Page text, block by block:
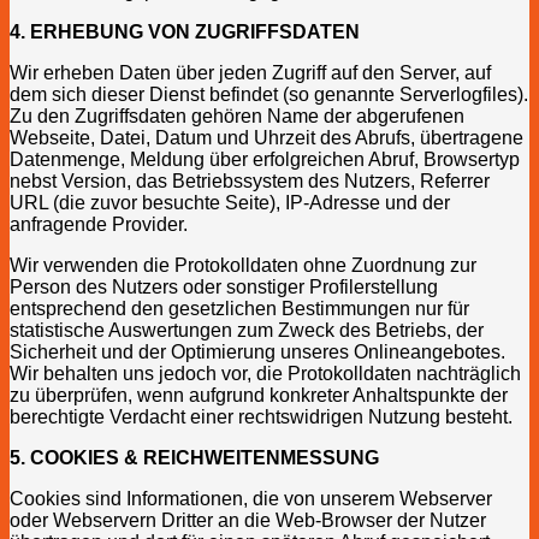
4. ERHEBUNG VON ZUGRIFFSDATEN
Wir erheben Daten über jeden Zugriff auf den Server, auf
dem sich dieser Dienst befindet (so genannte Serverlogfiles).
Zu den Zugriffsdaten gehören Name der abgerufenen
Webseite, Datei, Datum und Uhrzeit des Abrufs, übertragene
Datenmenge, Meldung über erfolgreichen Abruf, Browsertyp
nebst Version, das Betriebssystem des Nutzers, Referrer
URL (die zuvor besuchte Seite), IP-Adresse und der
anfragende Provider.
Wir verwenden die Protokolldaten ohne Zuordnung zur
Person des Nutzers oder sonstiger Profilerstellung
entsprechend den gesetzlichen Bestimmungen nur für
statistische Auswertungen zum Zweck des Betriebs, der
Sicherheit und der Optimierung unseres Onlineangebotes.
Wir behalten uns jedoch vor, die Protokolldaten nachträglich
zu überprüfen, wenn aufgrund konkreter Anhaltspunkte der
berechtigte Verdacht einer rechtswidrigen Nutzung besteht.
5. COOKIES & REICHWEITENMESSUNG
Cookies sind Informationen, die von unserem Webserver
oder Webservern Dritter an die Web-Browser der Nutzer